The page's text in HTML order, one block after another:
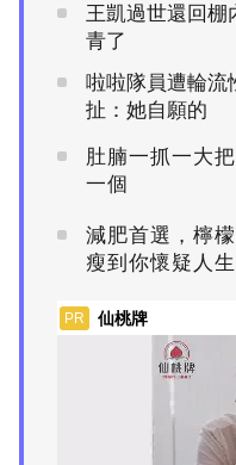
王凱過世還回棚
青了
啦啦隊員遭輪流
扯：她自願的
肚腩一抓一大
一個
減肥首選，檸
瘦到你懷疑人生
PR 仙桃牌